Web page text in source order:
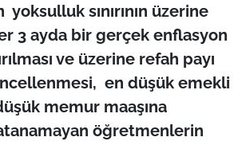
sınırının üzerine
3 ayda bir gerçek enflasyon
ve üzerine refah payı
en düşük emekli
memur maaşına
öğretmenlerin